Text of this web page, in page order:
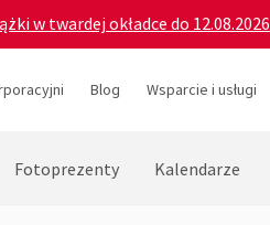
w twardej okładce do 12.08.2026
Blog Wsparcie i usługi
Fotoprezenty Kalendarze